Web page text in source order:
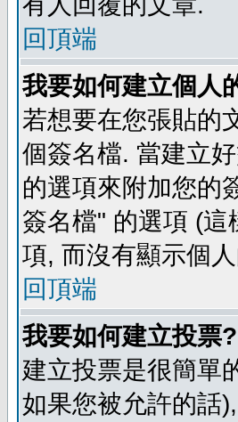
回頂端
我要如何建立個人
若想要在您張貼的
個簽名檔. 當建立
的選項來附加您的
簽名檔" 的選項 (
項, 而沒有顯示個
回頂端
我要如何建立投票?
建立投票是很簡單
如果您被允許的話